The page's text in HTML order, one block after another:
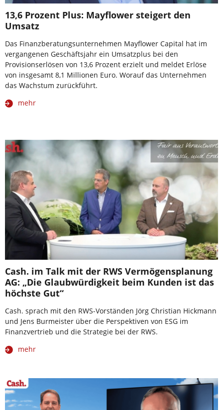
13,6 Prozent Plus: Mayflower steigert den
Umsatz
Das Finanzberatungsunternehmen Mayflower Capital hat im
vergangenen Geschäftsjahr ein Umsatzplus bei den
Provisionserlösen von 13,6 Prozent erzielt und meldet Erlöse
von insgesamt 8,1 Millionen Euro. Worauf das Unternehmen
das Wachstum zurückführt.
mehr
Cash. im Talk mit der RWS Vermögensplanung
AG: „Die Glaubwürdigkeit beim Kunden ist das
höchste Gut“
Cash. sprach mit den RWS-Vorständen Jörg Christian Hickmann
und Jens Burmeister über die Perspektiven von ESG im
Finanzvertrieb und die Strategie bei der RWS.
mehr